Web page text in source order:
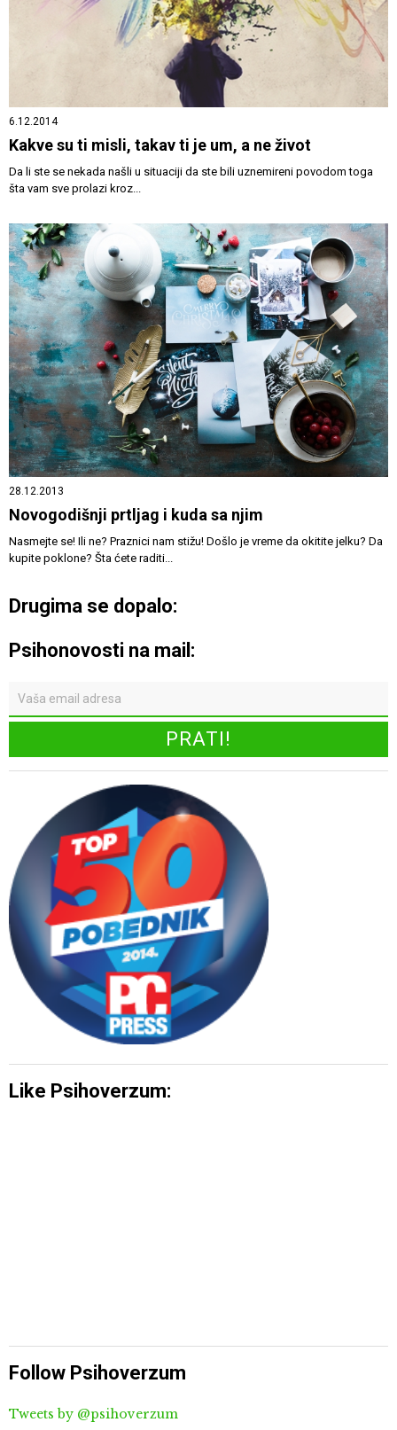
6.12.2014
Kakve su ti misli, takav ti je um, a ne život
Da li ste se nekada našli u situaciji da ste bili uznemireni povodom toga
šta vam sve prolazi kroz...
28.12.2013
Novogodišnji prtljag i kuda sa njim
Nasmejte se! Ili ne? Praznici nam stižu! Došlo je vreme da okitite jelku? Da
kupite poklone? Šta ćete raditi...
Drugima se dopalo:
Psihonovosti na mail:
Like Psihoverzum:
Follow Psihoverzum
Tweets by @psihoverzum